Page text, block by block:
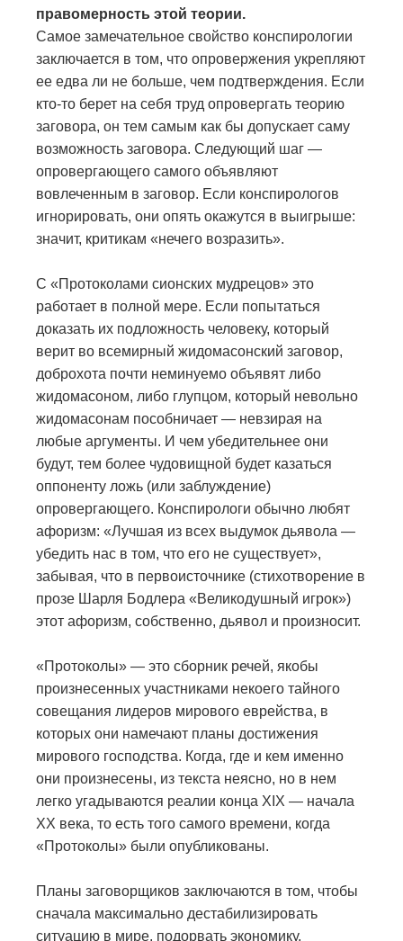
правомерность этой теории.
Самое замечательное свойство конспирологии
заключается в том, что опровержения укрепляют
ее едва ли не больше, чем подтверждения. Если
кто-то берет на себя труд опровергать теорию
заговора, он тем самым как бы допускает саму
возможность заговора. Следующий шаг —
опровергающего самого объявляют
вовлеченным в заговор. Если конспирологов
игнорировать, они опять окажутся в выигрыше:
значит, критикам «нечего возразить».
С «Протоколами сионских мудрецов» это
работает в полной мере. Если попытаться
доказать их подложность человеку, который
верит во всемирный жидомасонский заговор,
доброхота почти неминуемо объявят либо
жидомасоном, либо глупцом, который невольно
жидомасонам пособничает — невзирая на
любые аргументы. И чем убедительнее они
будут, тем более чудовищной будет казаться
оппоненту ложь (или заблуждение)
опровергающего. Конспирологи обычно любят
афоризм: «Лучшая из всех выдумок дьявола —
убедить нас в том, что его не существует»,
забывая, что в первоисточнике (стихотворение в
прозе Шарля Бодлера «Великодушный игрок»)
этот афоризм, собственно, дьявол и произносит.
«Протоколы» — это сборник речей, якобы
произнесенных участниками некоего тайного
совещания лидеров мирового еврейства, в
которых они намечают планы достижения
мирового господства. Когда, где и кем именно
они произнесены, из текста неясно, но в нем
легко угадываются реалии конца XIX — начала
XX века, то есть того самого времени, когда
«Протоколы» были опубликованы.
Планы заговорщиков заключаются в том, чтобы
сначала максимально дестабилизировать
ситуацию в мире, подорвать экономику,